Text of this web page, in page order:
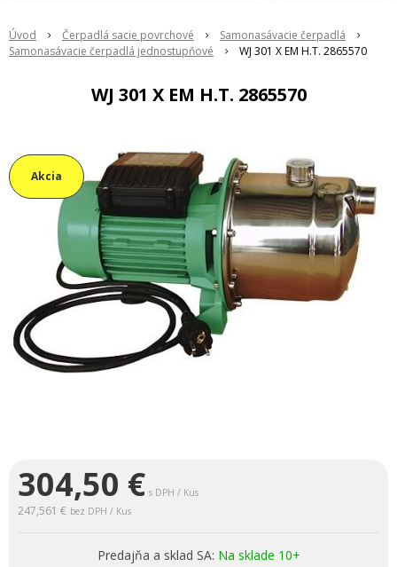
Úvod Čerpadlá sacie povrchové
Samonasávacie čerpadlá
Samonasávacie čerpadlá jednostupňové
WJ 301 X EM H.T. 2865570
WJ 301 X EM H.T. 2865570
Akcia
304,50 € s DPH / Kus
247,561 € bez DPH / Kus
Predajňa a sklad SA: Na sklade 10+